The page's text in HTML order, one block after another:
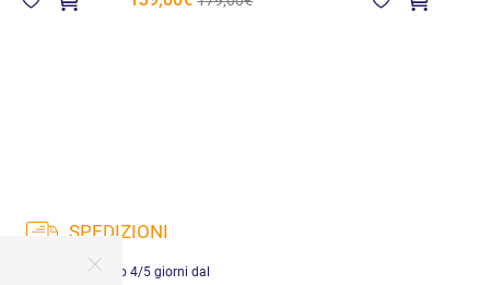
SPEDIZIONI
in Italia entro 4/5 giorni dal